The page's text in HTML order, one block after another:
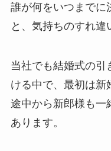
誰が何をいつまでに
と、気持ちのすれ違
当社でも結婚式の引
ける中で、最初は新
途中から新郎様も一
あります。